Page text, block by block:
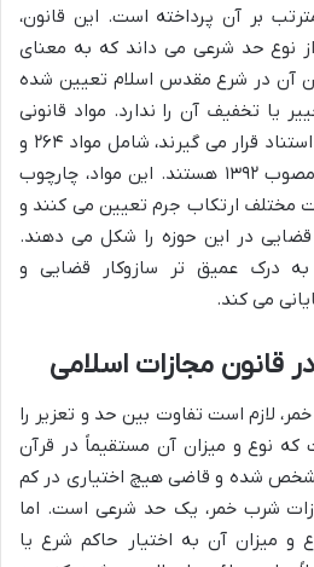
بر آن پرداخته است. این قانون،
نوع حد شرعی می داند که به معنای
آن در شرع مقدس اسلام تعیین شده
یا تخفیف آن را ندارد. مواد قانونی
اصلی که در این زمینه مورد استناد قرار می گیرند، شامل مواد ۲۶۴ و
۲۶۵ قانون مجازات اسلامی مصوب ۱۳۹۲ هستند. این مواد، چارچوب
مختلف ارتکاب جرم تعیین می کنند و
در این حوزه را شکل می دهند.
به درک عمیق تر سازوکار قضایی و
می کند.
قانون مجازات اسلامی
لازم است تفاوت بین حد و تعزیر را
که نوع و میزان آن مستقیماً در قرآن
شده و قاضی هیچ اختیاری در کم
شرب خمر، یک حد شرعی است. اما
و میزان آن به اختیار حاکم شرع یا